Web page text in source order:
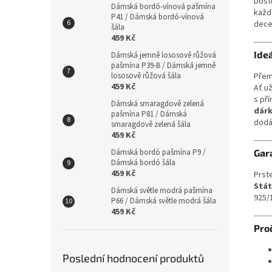
Dámská bordó-vínová pašmína
P41 / Dámská bordó-vínová
šála
459 Kč
Dámská jemně lososově růžová
pašmína P39-B / Dámská jemně
lososově růžová šála
459 Kč
Dámská smaragdově zelená
pašmína P81 / Dámská
smaragdově zelená šála
459 Kč
Dámská bordó pašmína P9 /
Dámská bordó šála
459 Kč
Dámská světle modrá pašmína
P66 / Dámská světle modrá šála
459 Kč
Poslední hodnocení produktů
Ať
s
925/